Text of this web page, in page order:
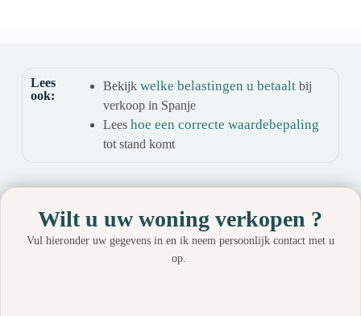
Lees
ook:
Bekijk welke belastingen u betaaltbij
verkoop in Spanje
Lees hoe een correcte waardebepaling
tot stand komt
Wilt u uw woning verkopen ?
Vul hieronder uw gegevens in en ik neem persoonlijk contact met u
op.